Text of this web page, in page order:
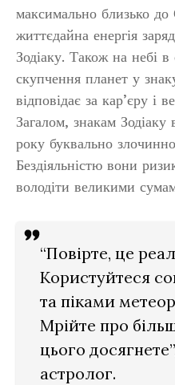
максимально близько
життєдайна енергія
Зодіаку. Також на небі в
скупчення планет у
відповідає за кар’єру і
Загалом, знакам
року буквально
Бездіяльністю вони
володіти великими
“Повірте, це
Користуйтеся
та піками
Мрійте про
цього
астролог.